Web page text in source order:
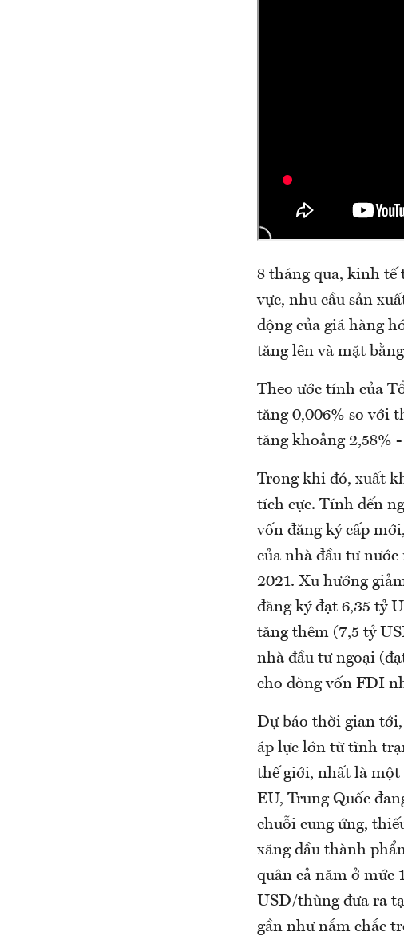
8 tháng qua, kinh tế
vực, nhu cầu sản
động của giá hàng
tăng lên và mặt
Theo ước tính của
tăng 0,006% so với
tăng khoảng 2,58%
Trong khi đó, xuất
tích cực. Tính đến
vốn đăng ký cấp
của nhà đầu tư nước
2021. Xu hướng
đăng ký đạt 6,35 tỷ
tăng thêm (7,5 tỷ
nhà đầu tư ngoại
cho dòng vốn FDI
Dự báo thời gian
áp lực lớn từ tình
thế giới, nhất là một
EU, Trung Quốc
chuỗi cung ứng,
xăng dầu thành
quân cả năm ở mức
USD/thùng đưa ra
gần như nắm chắc